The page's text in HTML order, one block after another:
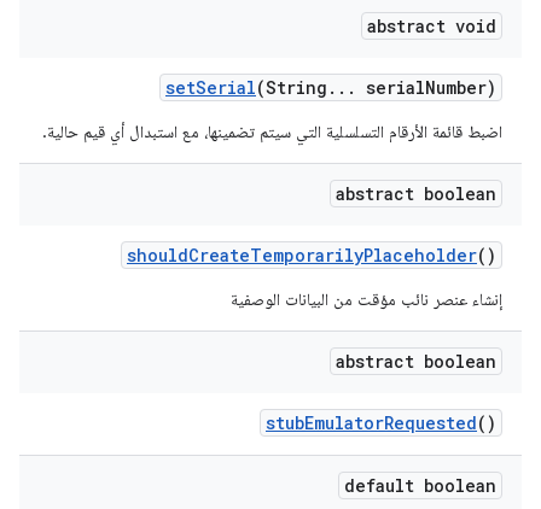
abstract void
setSerial(String . . . serialNumber)
اضبط قائمة الأرقام التسلسلية التي سيتم تضمينها، مع استبدال أي قيم حالية.
abstract boolean
shouldCreateTemporarilyPlaceholder()
إنشاء عنصر نائب مؤقت من البيانات الوصفية
abstract boolean
stubEmulatorRequested()
default boolean